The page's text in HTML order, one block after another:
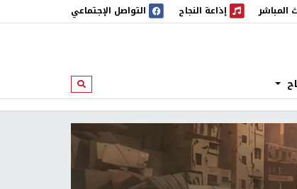
المباشر إذاعة النجاح
إذاعة النجاح التواصل الإجتماعي
ابحث